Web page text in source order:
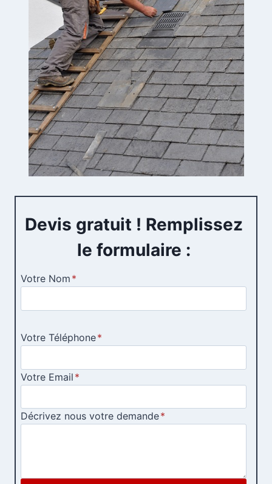
Devis gratuit ! Remplissez
le formulaire :
Votre Nom *
Votre Téléphone*
Votre Email *
Décrivez nous votre demande*